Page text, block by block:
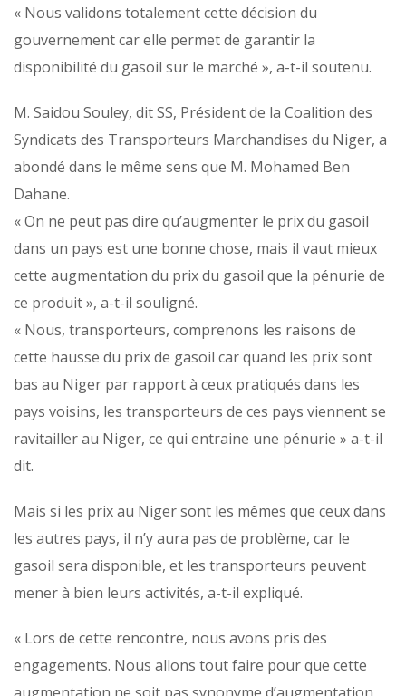
« Nous validons totalement cette décision du
gouvernement car elle permet de garantir la
disponibilité du gasoil sur le marché », a-t-il soutenu.
M. Saidou Souley, dit SS, Président de la Coalition des
Syndicats des Transporteurs Marchandises du Niger, a
abondé dans le même sens que M. Mohamed Ben
Dahane.
« On ne peut pas dire qu’augmenter le prix du gasoil
dans un pays est une bonne chose, mais il vaut mieux
cette augmentation du prix du gasoil que la pénurie de
ce produit », a-t-il souligné.
« Nous, transporteurs, comprenons les raisons de
cette hausse du prix de gasoil car quand les prix sont
bas au Niger par rapport à ceux pratiqués dans les
pays voisins, les transporteurs de ces pays viennent se
ravitailler au Niger, ce qui entraine une pénurie » a-t-il
dit.
Mais si les prix au Niger sont les mêmes que ceux dans
les autres pays, il n’y aura pas de problème, car le
gasoil sera disponible, et les transporteurs peuvent
mener à bien leurs activités, a-t-il expliqué.
« Lors de cette rencontre, nous avons pris des
engagements. Nous allons tout faire pour que cette